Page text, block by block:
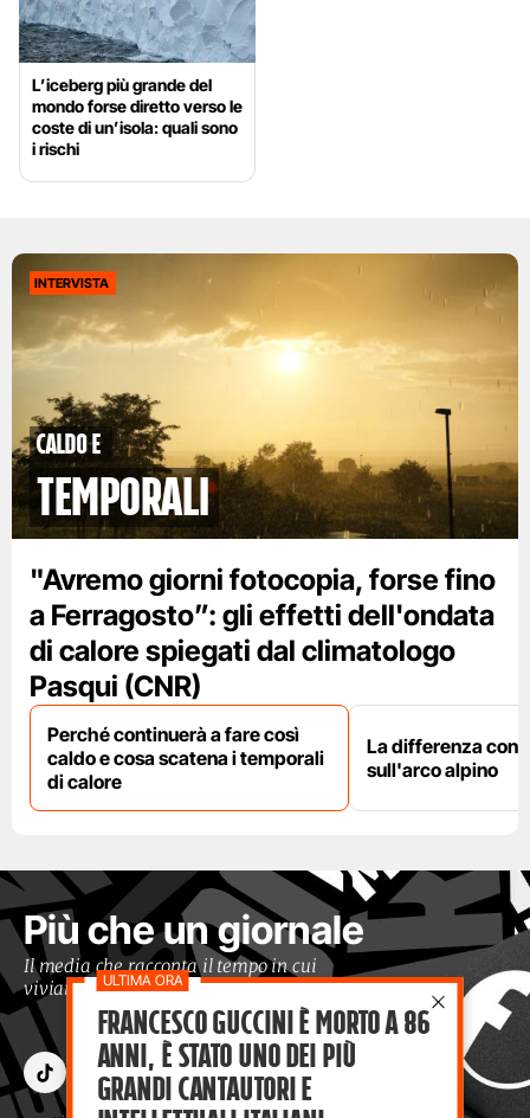
L’iceberg più grande del
mondo forse diretto verso le
coste di un’isola: quali sono
i rischi
INTERVISTA
caldo e
temporali
"Avremo giorni fotocopia, forse fino
a Ferragosto”: gli effetti dell'ondata
di calore spiegati dal climatologo
Pasqui (CNR)
Perché continuerà a fare così
caldo e cosa scatena i temporali
di calore
La differenza con
sull'arco alpino
Più che un giornale
Il media che racconta il tempo in cui
viviamo con occhi moderni
Francesco Guccini è morto a 86
anni, è stato uno dei più
grandi cantautori e